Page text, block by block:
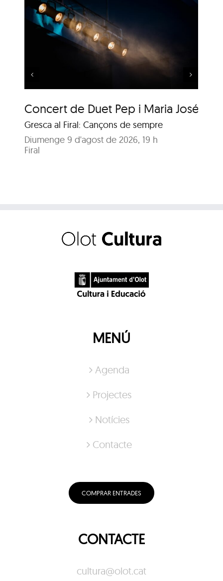
Concert de Duet Pep i Maria José
Gresca al Firal: Cançons de sempre
Diumenge 9 d'agost de 2026, 19 h
Firal
Música al Parc: Liza
Wuyts & Bech
MENÚ
Agenda
Projectes
Notícies
Contacte
COMPRAR ENTRADES
CONTACTE
cultura@olot.cat